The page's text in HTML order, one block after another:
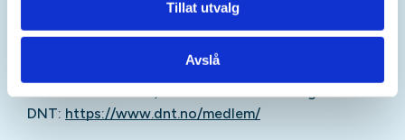
Tillat utvalg
Avslå
båttransporten. Pris medlemmer kr. 550,-, ikkje-
DNT: https://www.dnt.no/medlem/